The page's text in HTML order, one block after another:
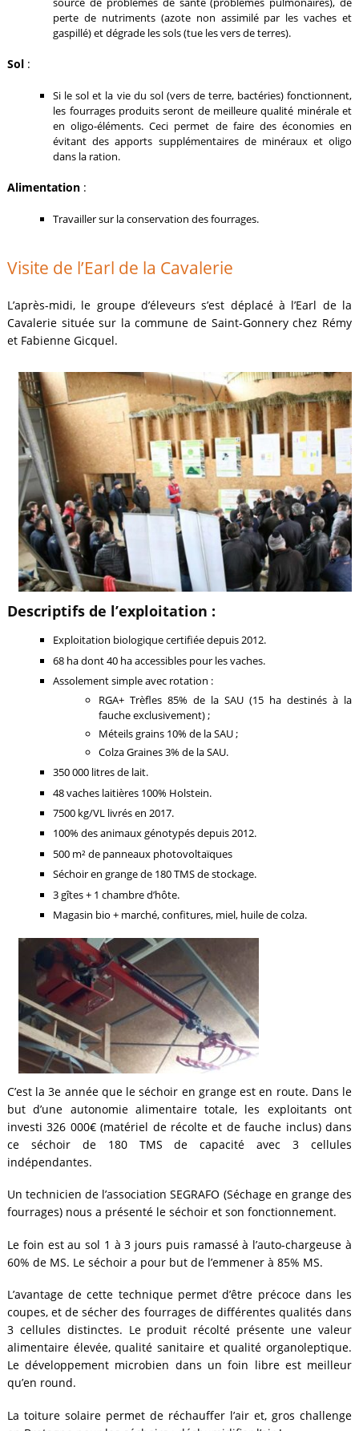
perte de nutriments (azote non assimilé par les vaches et
gaspillé) et dégrade les sols (tue les vers de terres).
Sol:
Si le sol et la vie du sol (vers de terre, bactéries) fonctionnent,
les fourrages produits seront de meilleure qualité minérale et
en oligo-éléments. Ceci permet de faire des économies en
évitant des apports supplémentaires de minéraux et oligo
dans la ration.
Alimentation:
Travailler sur la conservation des fourrages.
Visite de l’Earl de la Cavalerie
L’après-midi, le groupe d’éleveurs s’est déplacé à l’Earl de la
Cavalerie située sur la commune de Saint-Gonnery chez Rémy
et Fabienne Gicquel.
Descriptifs de l’exploitation :
Exploitation biologique certifiée depuis 2012.
68 ha dont 40 ha accessibles pour les vaches.
Assolement simple avec rotation :
RGA+ Trèfles 85% de la SAU (15 ha destinés à la
fauche exclusivement) ;
Méteils grains 10% de la SAU ;
Colza Graines 3% de la SAU.
350 000 litres de lait.
48 vaches laitières 100% Holstein.
7500 kg/VL livrés en 2017.
100% des animaux génotypés depuis 2012.
500 m² de panneaux photovoltaïques
Séchoir en grange de 180 TMS de stockage.
3 gîtes + 1 chambre d’hôte.
Magasin bio + marché, confitures, miel, huile de colza.
C’est la 3e année que le séchoir en grange est en route. Dans le
but d’une autonomie alimentaire totale, les exploitants ont
investi 326 000€ (matériel de récolte et de fauche inclus) dans
ce séchoir de 180 TMS de capacité avec 3 cellules
indépendantes.
Un technicien de l’association SEGRAFO (Séchage en grange des
fourrages) nous a présenté le séchoir et son fonctionnement.
Le foin est au sol 1 à 3 jours puis ramassé à l’auto-chargeuse à
60% de MS. Le séchoir a pour but de l’emmener à 85% MS.
L’avantage de cette technique permet d’être précoce dans les
coupes, et de sécher des fourrages de différentes qualités dans
3 cellules distinctes. Le produit récolté présente une valeur
alimentaire élevée, qualité sanitaire et qualité organoleptique.
Le développement microbien dans un foin libre est meilleur
qu’en round.
La toiture solaire permet de réchauffer l’air et, gros challenge